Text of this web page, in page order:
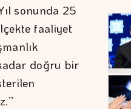
sonunda 25
faaliyet
doğru bir